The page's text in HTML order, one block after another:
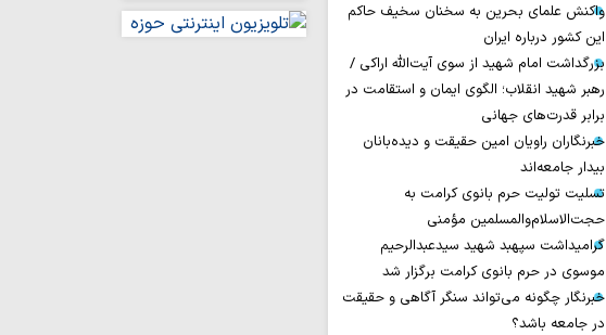
واکنش علمای بحرین به سخنان سخیف حاکم
این کشور درباره ایران
بزرگداشت امام شهید از سوی آیت‌الله اراکی /
رهبر شهید انقلاب؛ الگوی ایمان و استقامت در
برابر قدرت‌های جهانی
خبرنگاران راویان امین حقیقت و دیده‌بانان
بیدار جامعه‌اند
تسلیت تولیت حرم بانوی کرامت به
حجت‌الاسلام‌والمسلمین مؤمنی
گرامیداشت سپهبد شهید سیدعبدالرحیم
موسوی در حرم بانوی کرامت برگزار شد
خبرنگار چگونه می‌تواند سنگر آگاهی و حقیقت
در جامعه باشد؟